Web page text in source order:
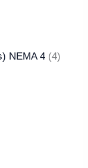
NEMA 4 4